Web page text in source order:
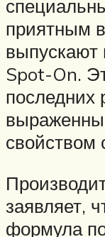
приятным
выпускают
Spot-On.
последних
свойством
заявляет,
формула